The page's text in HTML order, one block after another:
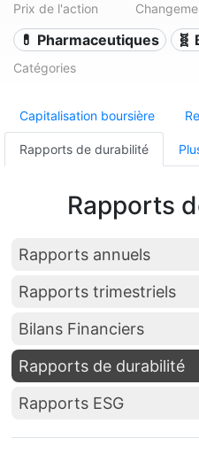
Prix de l'action
💊 Pharmaceutiques 🧬
Catégories
Capitalisation boursière
Rapports de durabilité
Rapports
Rapports annuels
Rapports trimestriels
Bilans Financiers
Rapports de durabilité
Rapports ESG